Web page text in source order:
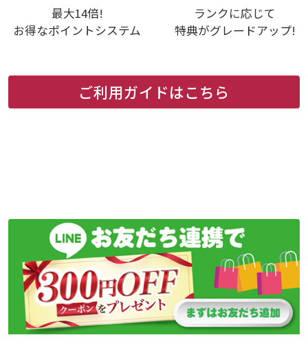
最大14倍!
お得なポイントシステム
ランクに応じて
特典がグレードアップ!
ご利用ガイドはこちら